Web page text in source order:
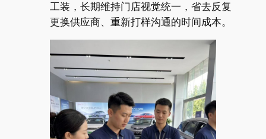
工装，长期维持门店视觉统一，省去反复
更换供应商、重新打样沟通的时间成本。